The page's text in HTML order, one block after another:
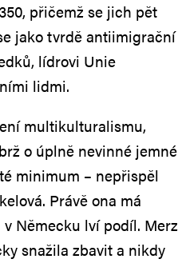
přičemž se jich pět
jako tvrdě antiimigrační
lídrovi Unie
lidmi.
multikulturalismu,
o úplně nevinné jemné
minimum – nepřispěl
Právě ona má
Německu lví podíl. Merz
snažila zbavit a nikdy